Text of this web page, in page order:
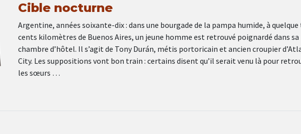
Cible nocturne
Argentine, années soixante-dix : dans une bourgade de la pampa humide, à
cents kilomètres de Buenos Aires, un jeune homme est retrouvé poignardé dans sa
chambre d’hôtel. Il s’agit de Tony Durán, métis portoricain et ancien croupier
City. Les suppositions vont bon train : certains disent qu’il serait venu là pour
les sœurs …